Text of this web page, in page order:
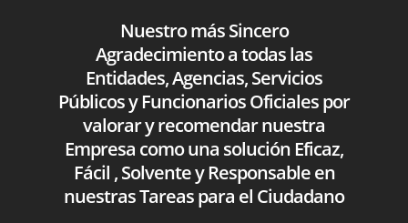
Nuestro más Sincero
Agradecimiento a todas las
Entidades, Agencias, Servicios
Públicos y Funcionarios Oficiales por
valorar y recomendar nuestra
Empresa como una solución Eficaz,
Fácil , Solvente y Responsable en
nuestras Tareas para el Ciudadano